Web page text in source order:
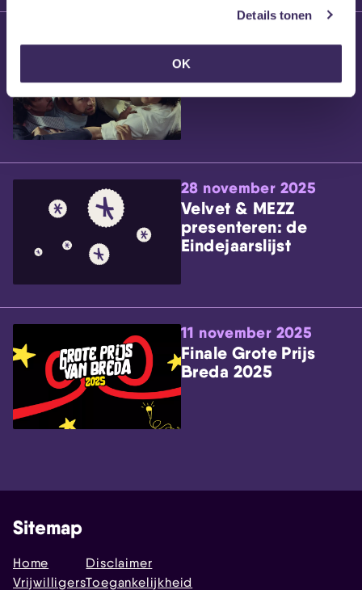
Details tonen
OKWillem’s Blog: Ão
28 november 2025
Velvet & MEZZ
presenteren: de
Eindejaarslijst
11 november 2025
Finale Grote Prijs
Breda 2025
Sitemap
Home
Vrijwilligers
Disclaimer
Toegankelijkheid